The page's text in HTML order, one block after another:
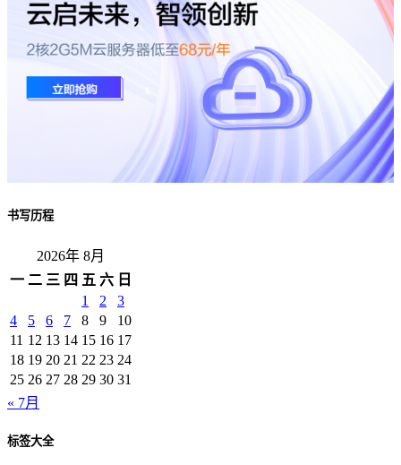
书写历程
2026年 8月
一 二 三 四 五 六 日
1
2
3
4
5 6 7 8 9
10
11 12 13 14 15 16 17
18 19 20 21 22 23 24
25 26 27 28 29 30 31
« 7月
标签大全